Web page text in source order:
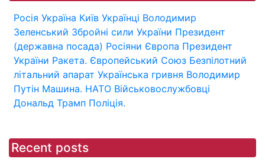
Росія Україна Київ Українці Володимир
Зеленський Збройні сили України Президент
(державна посада) Росіяни Європа Президент
України Ракета. Європейський Союз Безпілотний
літальний апарат Українська гривня Володимир
Путін Машина. НАТО Військовослужбовці
Дональд Трамп Поліція.
Recent posts